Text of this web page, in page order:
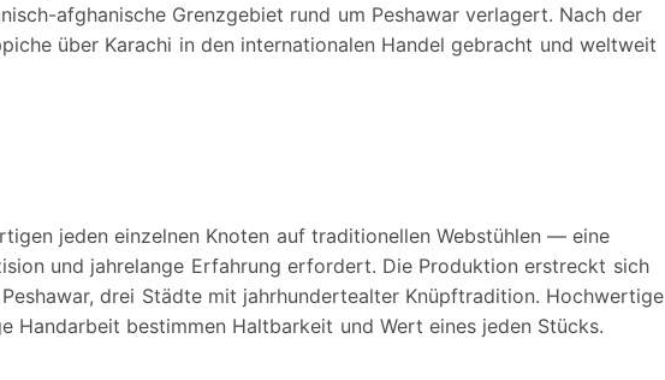
afghanische Grenzgebiet rund um Peshawar verlagert. Nach der
über Karachi in den internationalen Handel gebracht und weltweit
jeden einzelnen Knoten auf traditionellen Webstühlen — eine
und jahrelange Erfahrung erfordert. Die Produktion erstreckt sich
drei Städte mit jahrhundertealter Knüpftradition. Hochwertige
Handarbeit bestimmen Haltbarkeit und Wert eines jeden Stücks.